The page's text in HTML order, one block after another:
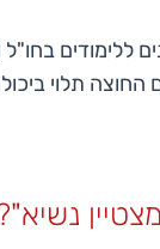
החוצה תלוי